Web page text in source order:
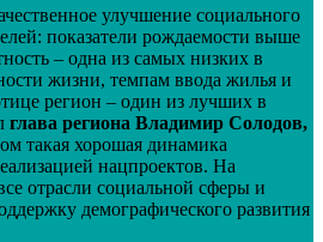
улучшение социального
показатели рождаемости выше
– одна из самых низких в
жизни, темпам ввода жилья и
регион – один из лучших в
глава региона Владимир Солодов,
такая хорошая динамика
нацпроектов. На
отрасли социальной сферы и
демографического развития